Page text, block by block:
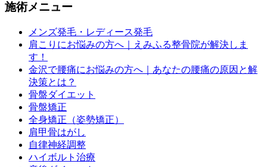
施術メニュー
メンズ発毛・レディース発毛
肩こりにお悩みの方へ｜えみふる整骨院が解決しま
す！
金沢で腰痛にお悩みの方へ｜あなたの腰痛の原因と解
決策とは？
骨盤ダイエット
骨盤矯正
全身矯正（姿勢矯正）
肩甲骨はがし
自律神経調整
ハイボルト治療